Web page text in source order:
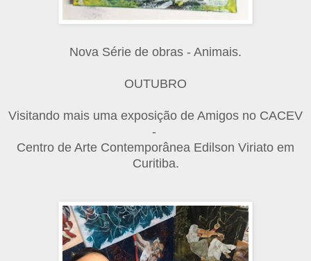
Nova Série de obras - Animais.
OUTUBRO
Visitando mais uma exposição de Amigos no CACEV
-
Centro de Arte Contemporânea Edilson Viriato em
Curitiba.